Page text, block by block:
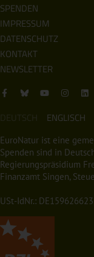
SPENDEN
IMPRESSUM
DATENSCHUTZ
KONTAKT
NEWSLETTER
DEUTSCH ENGLISCH
EuroNatur ist eine
Spenden sind in
Regierungspräsidium
Finanzamt Singen,
USt-IdNr.: DE159626623